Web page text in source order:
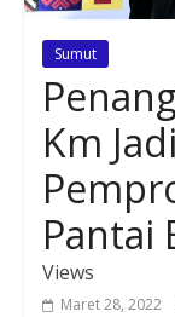
Sumut
Km
Pantai
Views
Maret 28, 2022